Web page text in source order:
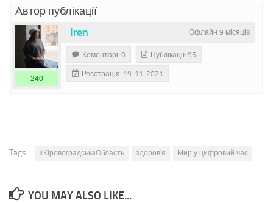
Автор публікації
Офлайн 9 місяців
Iren
240
Коментарі: 0 Публікації: 95
Реєстрація: 19-11-2021
Tags: #КіровоградськаОбласть здоров'я Мир у цифровий час
YOU MAY ALSO LIKE...